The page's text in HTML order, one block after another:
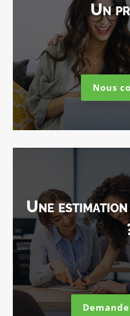
Un
Nous
Une